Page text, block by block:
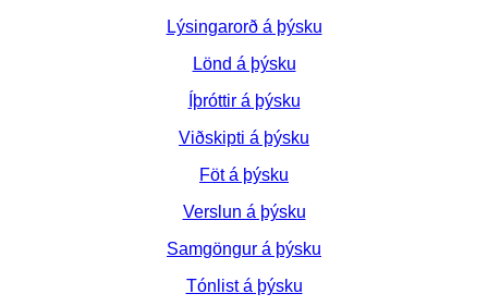
Lýsingarorð á þýsku
Lönd á þýsku
Íþróttir á þýsku
Viðskipti á þýsku
Föt á þýsku
Verslun á þýsku
Samgöngur á þýsku
Tónlist á þýsku